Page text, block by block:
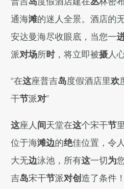
通海滩的迷人全景。酒店的
安达曼海尽收眼底，当您一
派对场所时，将立即被摄人
“在这座普吉岛度假酒店里欢
干节派对”
这座人间天堂在这个宋干节
位于海滩边的绝佳位置，令
大无边泳池，所有这一切为
吉岛宋干节派对创造了条件